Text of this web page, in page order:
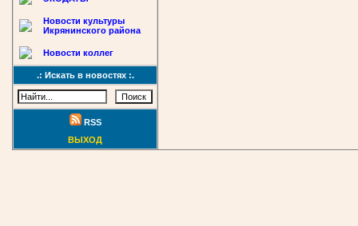
Новости культуры
Икрянинского района
Новости коллег
.: Искать в новостях :.
RSS
ВЫХОД